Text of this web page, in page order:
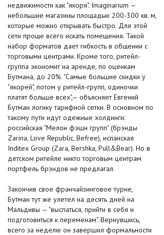
недвижимости как "якоря". Imaginarium —
небольшие магазины площадью 200-300 кв. м,
которые можно открывать быстро. Для этой
сети проще всего искать помещения. Такой
набор форматов дает гибкость в общении с
торговыми центрами. Кроме того, ритейл-
группа экономит на аренде, по оценкам
Бутмана, до 20%. "Самые большие скидки у
"якорей", потом у ритейл-групп, одиночки
платят больше всех",— объясняет Евгений
Бутман логику тарифной сетки. В основном по
такому пути идут одежные холдинги:
российская "Мелон фэшн групп" (брэнды
Zarina, Love Republic, Befree), испанская
Inditex Group (Zara, Bershka, Pull&Bear). Но в
детском ритейле никто торговым центрам
портфель брэндов не предлагал.
Закончив свое франчайзинговое турне,
Бутман тут же улетел на десять дней на
Мальдивы — "выспаться, прийти в себя и
подготовиться к переменам". Вернувшись,
всего за неделю он завершил формальности